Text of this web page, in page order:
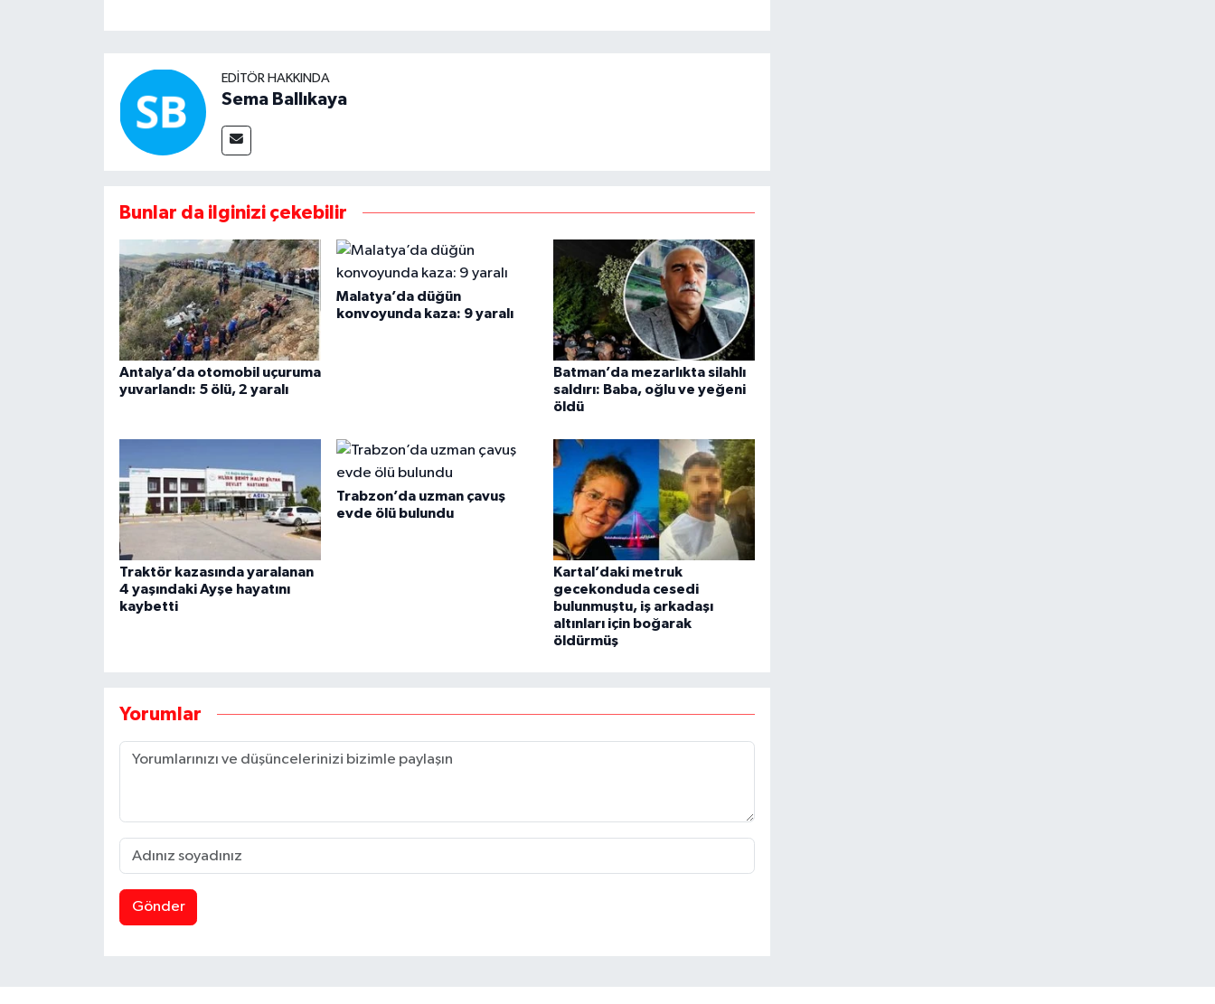
EDITÖR HAKKINDA
Sema Ballıkaya
Bunlar da ilginizi çekebilir
Antalya’da otomobil uçuruma
yuvarlandı: 5 ölü, 2 yaralı
Malatya’da düğün
konvoyunda kaza: 9 yaralı
Batman’da mezarlıkta silahlı
saldırı: Baba, oğlu ve yeğeni
öldü
Traktör kazasında yaralanan
4 yaşındaki Ayşe hayatını
kaybetti
Trabzon’da uzman çavuş
evde ölü bulundu
Kartal’daki metruk
gecekonduda cesedi
bulunmuştu, iş arkadaşı
altınları için boğarak
öldürmüş
Yorumlar
Gönder